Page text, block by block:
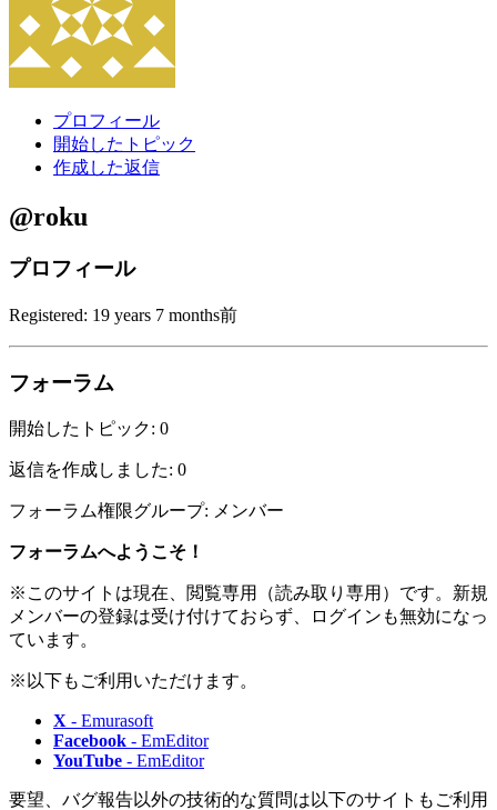
プロフィール
開始したトピック
作成した返信
@roku
プロフィール
Registered: 19 years 7 months前
フォーラム
開始したトピック: 0
返信を作成しました: 0
フォーラム権限グループ: メンバー
フォーラムへようこそ！
※このサイトは現在、閲覧専用（読み取り専用）です。新規
メンバーの登録は受け付けておらず、ログインも無効になっ
ています。
※以下もご利用いただけます。
X - Emurasoft
Facebook - EmEditor
YouTube - EmEditor
要望、バグ報告以外の技術的な質問は以下のサイトもご利用